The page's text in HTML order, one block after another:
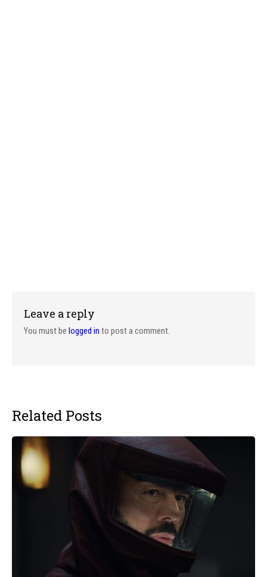
Leave a reply
You must be logged in to post a comment.
Related Posts